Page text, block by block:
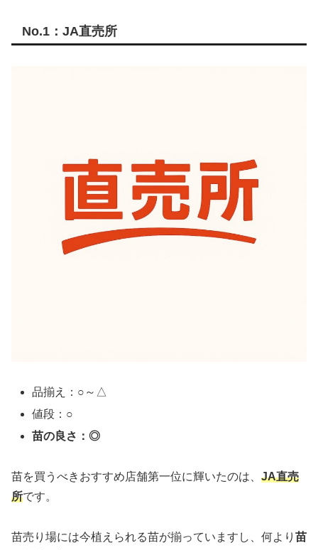
No.1：JA直売所
品揃え：○～△
値段：○
苗の良さ：◎
苗を買うべきおすすめ店舗第一位に輝いたのは、 JA直売
所です。
苗売り場には今植えられる苗が揃っていますし、何より 苗